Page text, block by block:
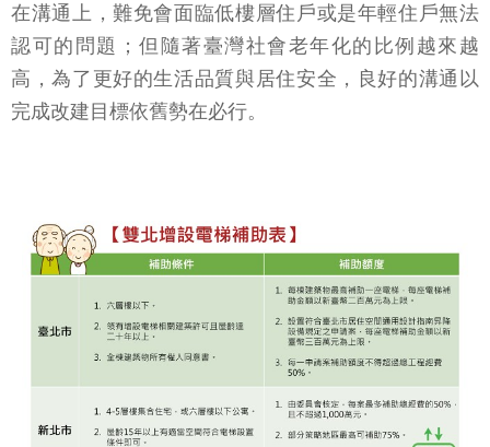
在溝通上，難免會面臨低樓層住戶或是年輕住戶無法
認可的問題；但隨著臺灣社會老年化的比例越來越
高，為了更好的生活品質與居住安全，良好的溝通以
完成改建目標依舊勢在必行。